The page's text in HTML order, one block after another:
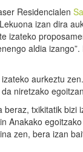
Residencialen
izan dira
izateko
aldia
aurkeztu
niretzako
txikitatik
Anakako
zen, bera izan